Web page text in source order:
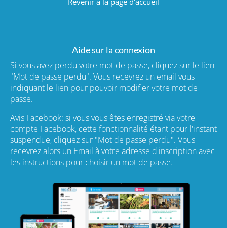
Aide sur la connexion
Si vous avez perdu votre mot de passe, cliquez sur le lien
"Mot de passe perdu". Vous recevrez un email vous
indiquant le lien pour pouvoir modifier votre mot de
passe.
Avis Facebook: si vous vous êtes enregistré via votre
compte Facebook, cette fonctionnalité étant pour l'instant
suspendue, cliquez sur "Mot de passe perdu". Vous
recevrez alors un Email à votre adresse d'inscription avec
les instructions pour choisir un mot de passe.